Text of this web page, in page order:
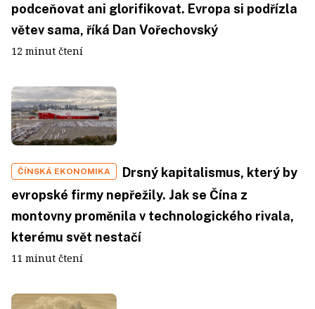
podceňovat ani glorifikovat. Evropa si podřízla
větev sama, říká Dan Vořechovský
12 minut čtení
ČÍNSKÁ EKONOMIKA
Drsný kapitalismus, který by
evropské firmy nepřežily. Jak se Čína z
montovny proměnila v technologického rivala,
kterému svět nestačí
11 minut čtení